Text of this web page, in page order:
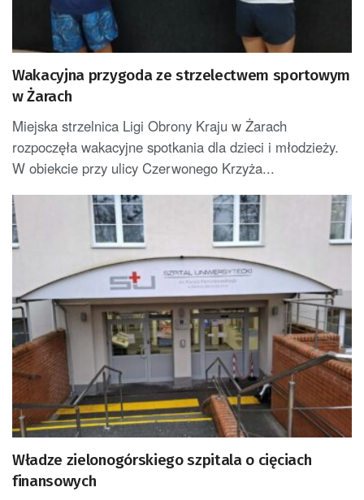
Wakacyjna przygoda ze strzelectwem sportowym
w Żarach
Miejska strzelnica Ligi Obrony Kraju w Żarach
rozpoczęła wakacyjne spotkania dla dzieci i młodzieży.
W obiekcie przy ulicy Czerwonego Krzyża...
Władze zielonogórskiego szpitala o cięciach
finansowych